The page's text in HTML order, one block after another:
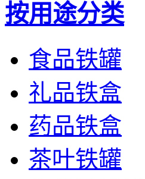
按用途分类
食品铁罐
礼品铁盒
药品铁盒
茶叶铁罐